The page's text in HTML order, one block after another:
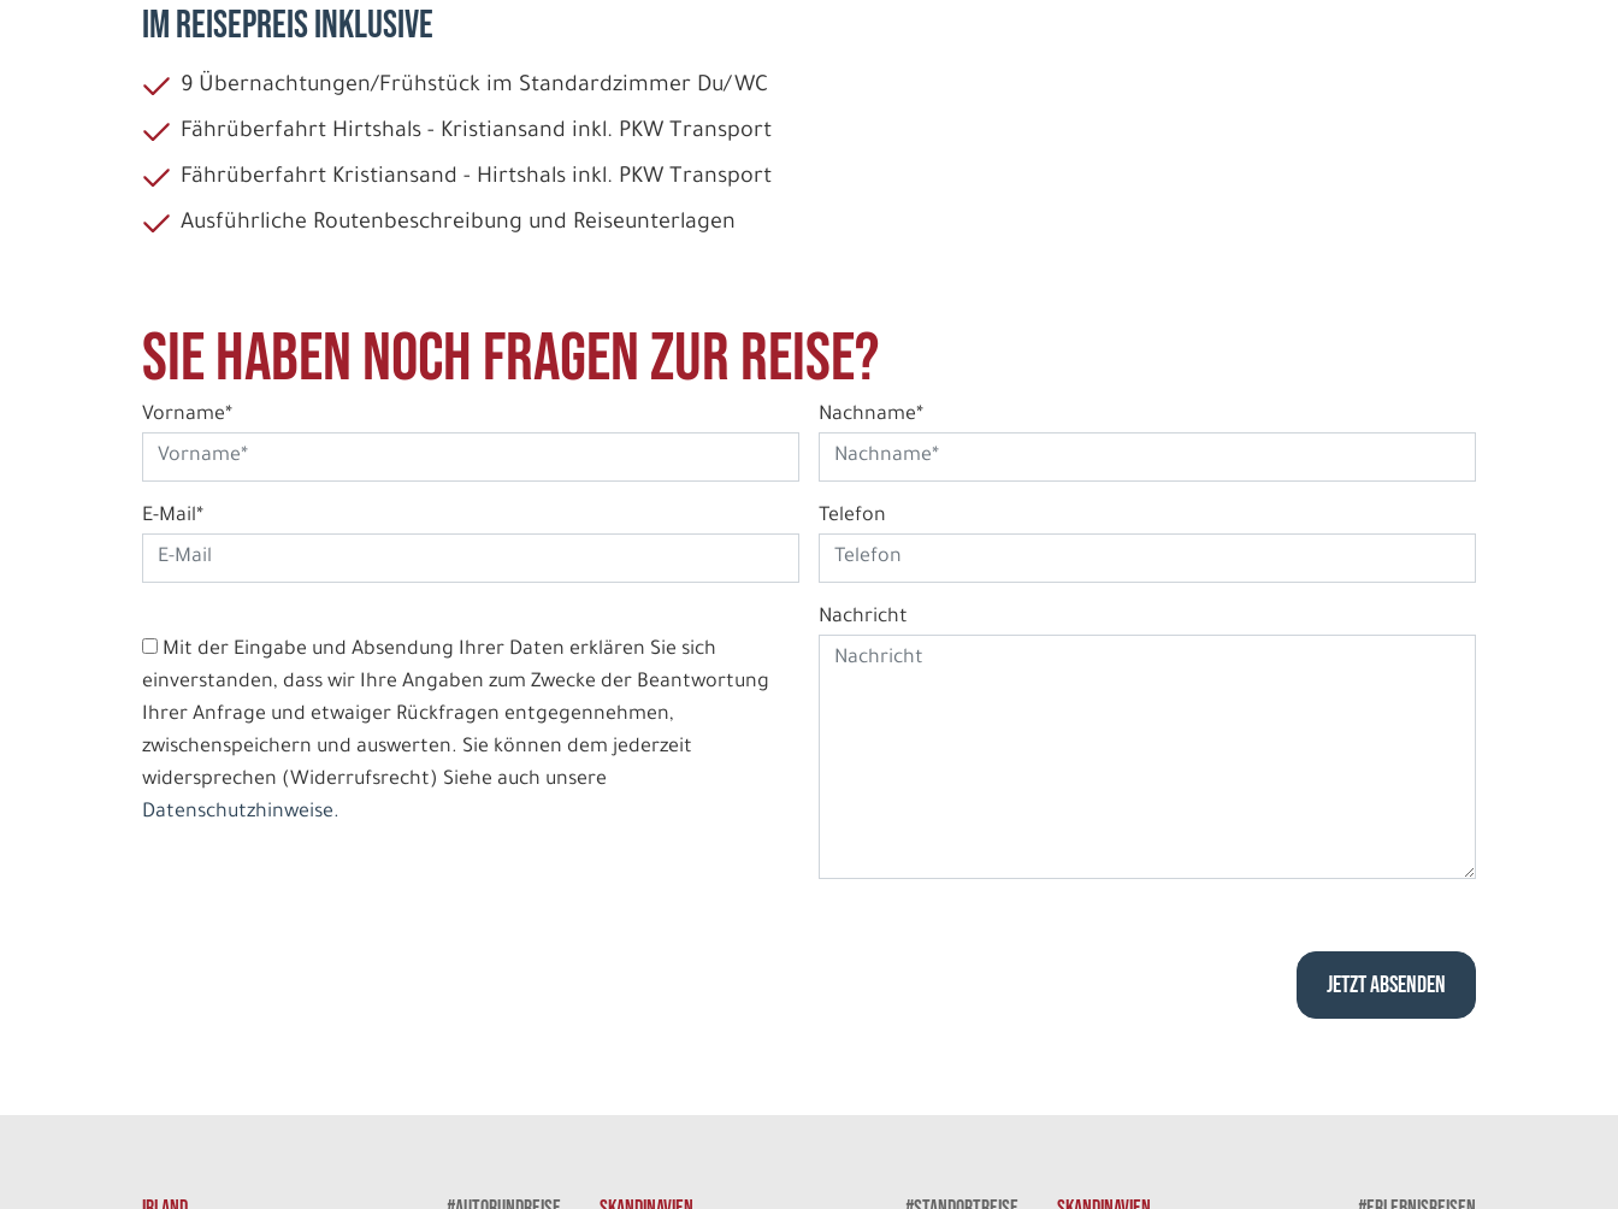
IM REISEPREIS INKLUSIVE
9 Übernachtungen/Frühstück im Standardzimmer Du/WC
Fährüberfahrt Hirtshals - Kristiansand inkl. PKW Transport
Fährüberfahrt Kristiansand - Hirtshals inkl. PKW Transport
Ausführliche Routenbeschreibung und Reiseunterlagen
Sie haben noch Fragen zur Reise?
Vorname* Nachname*
E-Mail* Telefon
Mit der Eingabe und Absendung Ihrer Daten erklären Sie sich
einverstanden, dass wir Ihre Angaben zum Zwecke der Beantwortung
Ihrer Anfrage und etwaiger Rückfragen entgegennehmen,
zwischenspeichern und auswerten. Sie können dem jederzeit
widersprechen (Widerrufsrecht) Siehe auch unsere
Datenschutzhinweise.
Nachricht